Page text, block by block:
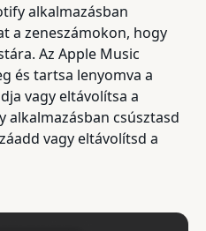
alkalmazásban
a zeneszámokon, hogy
Az Apple Music
és tartsa lenyomva a
vagy eltávolítsa a
alkalmazásban csúsztasd
vagy eltávolítsd a